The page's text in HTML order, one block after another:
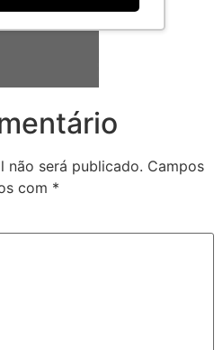
não será publicado. Campos
com *